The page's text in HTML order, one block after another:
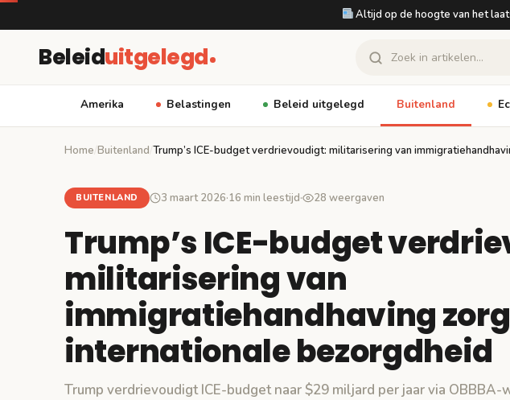
Altijd op de hoogte van het
Beleiduitgelegd
Amerika Belastingen Beleid uitgelegd Buitenland
Home Buitenland Trump’s ICE-budget verdrievoudigt: militarisering van
BUITENLAND 3 maart 2026·16 min leestijd· 28 weergaven
Trump’s ICE-budget
militarisering van
immigratiehandhaving
internationale bezorgdheid
Trump verdrievoudigt ICE-budget naar $29 miljard per jaar via